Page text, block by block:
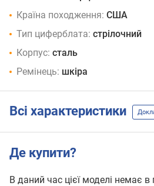
Країна походження: США
Тип циферблата: стрілочний
Корпус: сталь
Ремінець: шкіра
Всі характеристики
Де купити?
В даний час цієї моделі немає в